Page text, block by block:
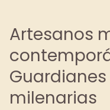
Artesanos
milenarias